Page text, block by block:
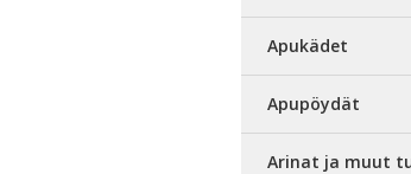
Apukädet
Apupöydät
Arinat ja muut